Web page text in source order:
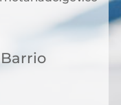
Barrio